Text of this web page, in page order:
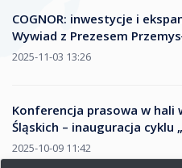
COGNOR: inwestycje i
Wywiad z Prezesem
2025-11-03 13:26
Konferencja prasowa w hali
Śląskich – inauguracja cyklu
2025-10-09 11:42